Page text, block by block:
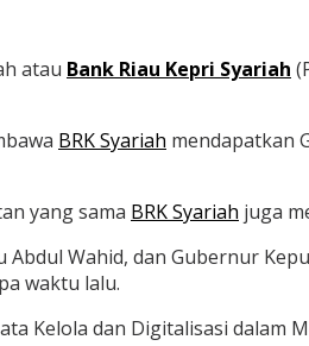
atau Bank Riau Kepri Syariah
BRK Syariah mendapatkan
yang sama BRK Syariah juga
Wahid, dan Gubernur
waktu lalu.
Kelola dan Digitalisasi dalam